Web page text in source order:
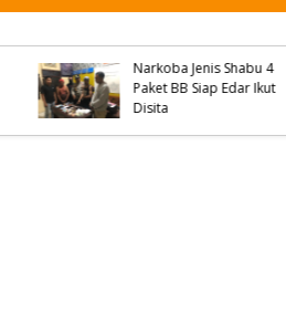
Parado Jadi Pemateri
Seminar KKN Universitas
Muhammadiyah Bima dan
Ini Penyampaiannya